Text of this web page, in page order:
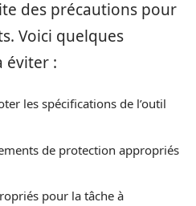
des précautions pour
Voici quelques
éviter :
les spécifications de l’outil
de protection appropriés
pour la tâche à